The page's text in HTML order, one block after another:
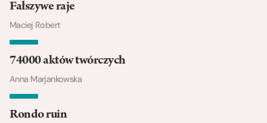
Fałszywe raje
Maciej Robert
74000 aktów twórczych
Anna Marjankowska
Rondo ruin